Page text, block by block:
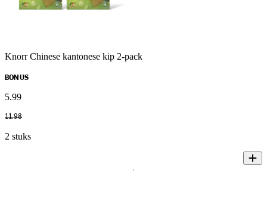
Knorr Chinese kantonese kip 2-pack
BONUS
5.99
11.98
2 stuks